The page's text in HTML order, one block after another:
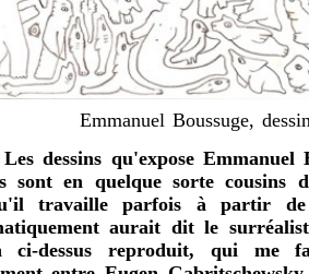
Emmanuel Boussuge,
qu'expose Emmanuel
sont en quelque sorte cousins
travaille parfois à partir de
aurait dit le
ci-dessus reproduit, qui me